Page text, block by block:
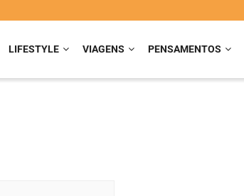
LIFESTYLE VIAGENS PENSAMENTOS